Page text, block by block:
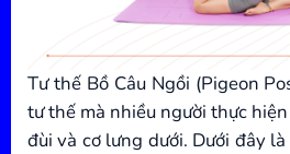
Tư thế Bồ Câu Ngồi (Pigeon
tư thế mà nhiều người thực
đùi và cơ lưng dưới. Dưới đây